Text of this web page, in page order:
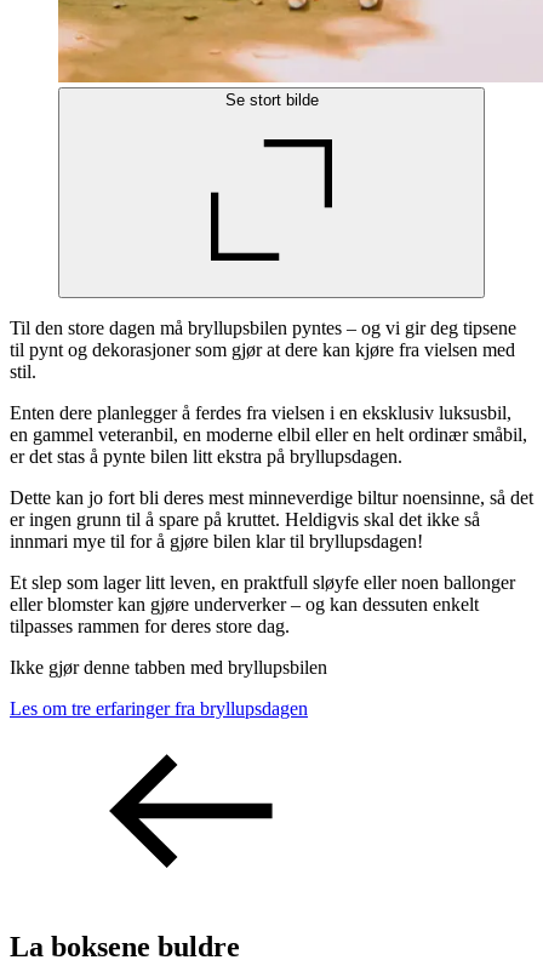
Se stort bilde
Til den store dagen må bryllupsbilen pyntes – og vi gir deg tipsene
til pynt og dekorasjoner som gjør at dere kan kjøre fra vielsen med
stil.
Enten dere planlegger å ferdes fra vielsen i en eksklusiv luksusbil,
en gammel veteranbil, en moderne elbil eller en helt ordinær småbil,
er det stas å pynte bilen litt ekstra på bryllupsdagen.
Dette kan jo fort bli deres mest minneverdige biltur noensinne, så det
er ingen grunn til å spare på kruttet. Heldigvis skal det ikke så
innmari mye til for å gjøre bilen klar til bryllupsdagen!
Et slep som lager litt leven, en praktfull sløyfe eller noen ballonger
eller blomster kan gjøre underverker – og kan dessuten enkelt
tilpasses rammen for deres store dag.
Ikke gjør denne tabben med bryllupsbilen
Les om tre erfaringer fra bryllupsdagen
La boksene buldre